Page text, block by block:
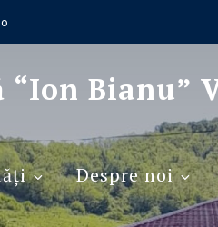
Bianu”
Despre noi